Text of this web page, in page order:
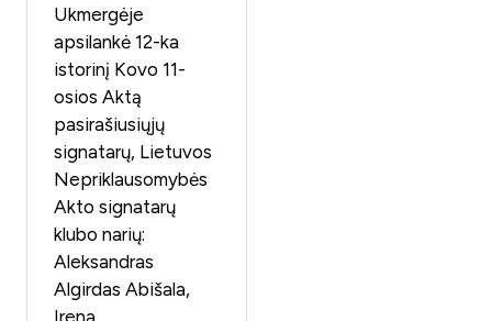
Ukmergėje
apsilankė 12-ka
istorinį Kovo 11-
osios Aktą
pasirašiusiųjų
signatarų, Lietuvos
Nepriklausomybės
Akto signatarų
klubo narių:
Aleksandras
Algirdas Abišala,